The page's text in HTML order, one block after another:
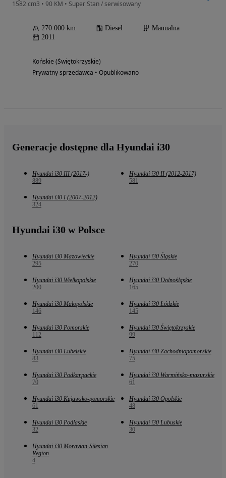
1582 cm3 • 90 KM • Super Stan / serwisowany
270 000 km Diesel
Manualna
2011
Końskie (Świętokrzyskie)
Prywatny sprzedawca • Opublikowano
Generacje dostępne dla Hyundai i30
Hyundai i30 III (2017-)
889
Hyundai i30 II (2012-2017)
581
Hyundai i30 I (2007-2012)
324
Hyundai i30 w Polsce
Hyundai i30 Mazowieckie
295
Hyundai i30 Śląskie
270
Hyundai i30 Wielkopolskie
200
Hyundai i30 Dolnośląskie
165
Hyundai i30 Małopolskie
146
Hyundai i30 Łódzkie
145
Hyundai i30 Pomorskie
112
Hyundai i30 Świętokrzyskie
99
Hyundai i30 Lubelskie
83
Hyundai i30 Zachodniopomorskie
75
Hyundai i30 Podkarpackie
70
Hyundai i30 Warmińsko-mazurskie
61
Hyundai i30 Kujawsko-pomorskie
61
Hyundai i30 Opolskie
48
Hyundai i30 Podlaskie
32
Hyundai i30 Lubuskie
30
Hyundai i30 Moravian-Silesian
Region
4